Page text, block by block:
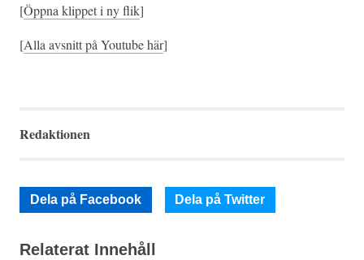
[Öppna klippet i ny flik]
[Alla avsnitt på Youtube här]
Redaktionen
Dela på Facebook Dela på Twitter
Relaterat Innehåll